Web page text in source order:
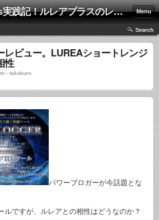
！ルレアプラスのレビューサイト！ Menu
Search
レビュー。LUREAショートレンジ
性
› takakuro
パワーブロガーが今話題とな
ルですが、ルレアとの相性はどうなのか？